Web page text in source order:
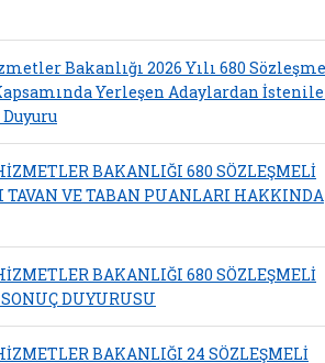
Bakanlığı 2026 Yılı 680
Yerleşen Adaylardan
BAKANLIĞI 680 SÖZLEŞMELİ
TAVAN VE TABAN PUANLARI HAKKINDA
BAKANLIĞI 680 SÖZLEŞMELİ
DUYURUSU
BAKANLIĞI 24 SÖZLEŞMELİ